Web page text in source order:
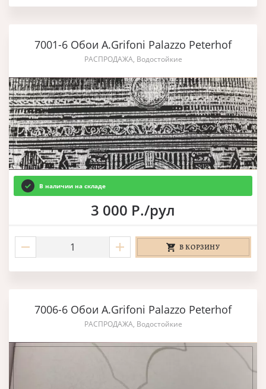
7001-6 Обои A.Grifoni Palazzo Peterhof
РАСПРОДАЖА, Водостойкие
В наличии на складе
3 000 Р./рул
В КОРЗИНУ
7006-6 Обои A.Grifoni Palazzo Peterhof
РАСПРОДАЖА, Водостойкие